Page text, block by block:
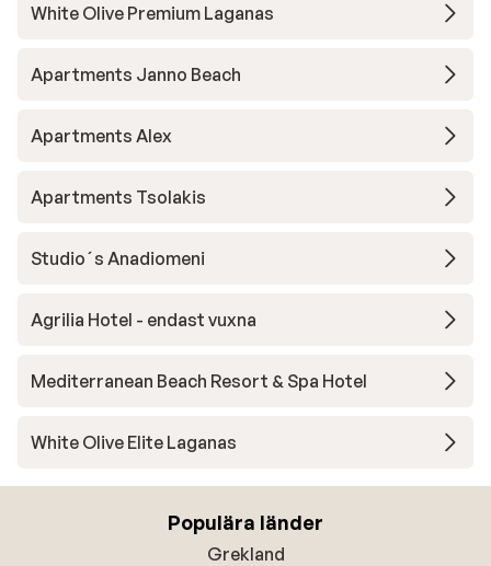
White Olive Premium Laganas
Apartments Janno Beach
Apartments Alex
Apartments Tsolakis
Studio´s Anadiomeni
Agrilia Hotel - endast vuxna
Mediterranean Beach Resort & Spa Hotel
White Olive Elite Laganas
Populära länder
Grekland